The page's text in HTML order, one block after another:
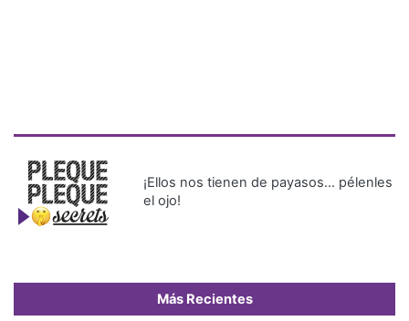
¡Ellos nos tienen de payasos… pélenles
el ojo!
Más Recientes